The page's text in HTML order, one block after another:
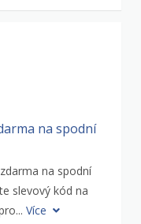
na spodní
na spodní
slevový kód na
Více